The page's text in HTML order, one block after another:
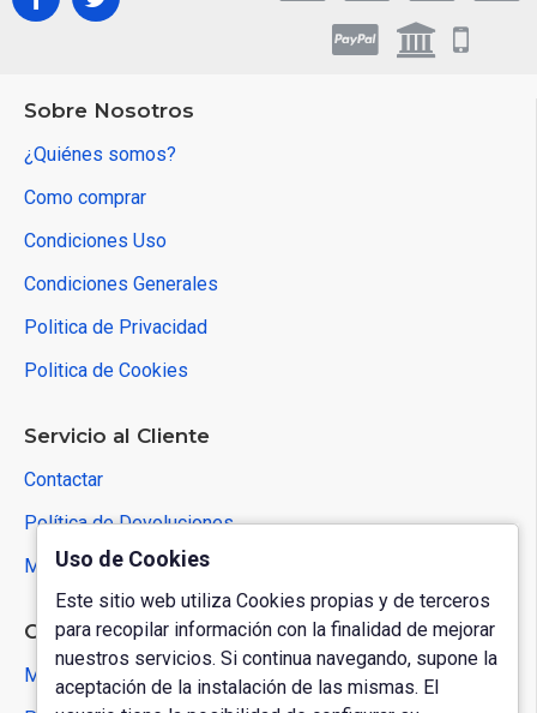
Sobre Nosotros
¿Quiénes somos?
Como comprar
Condiciones Uso
Condiciones Generales
Politica de Privacidad
Politica de Cookies
Servicio al Cliente
Contactar
Política de Devoluciones
Mapa del Sitio
Cuenta de Usuario
Mi Cuenta
Uso de Cookies
Este sitio web utiliza Cookies propias y de terceros
para recopilar información con la finalidad de mejorar
nuestros servicios. Si continua navegando, supone la
aceptación de la instalación de las mismas. El